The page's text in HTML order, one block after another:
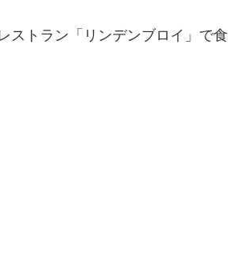
ストラン「リンデンブロイ」で食